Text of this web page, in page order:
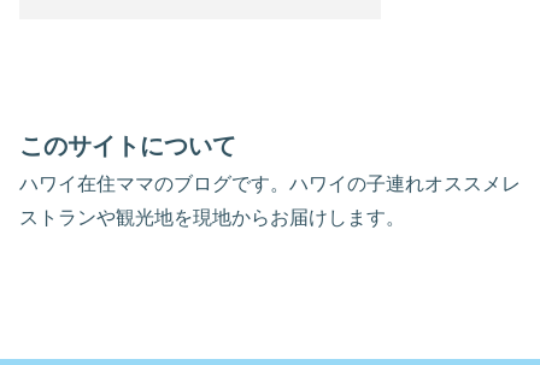
このサイトについて
ハワイ在住ママのブログです。ハワイの子連れオススメレ
ストランや観光地を現地からお届けします。